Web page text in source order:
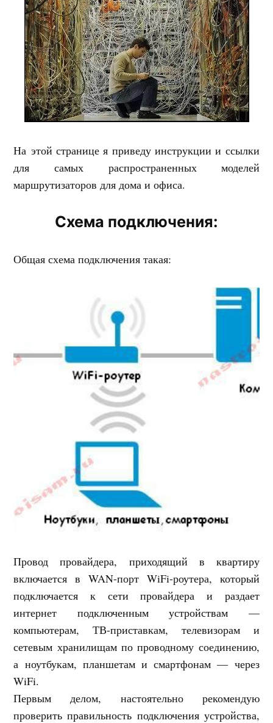
На этой странице я приведу инструкции и ссылки
для самых распространенных моделей
маршрутизаторов для дома и офиса.
Схема подключения:
Общая схема подключения такая:
Провод провайдера, приходящий в квартиру
включается в WAN-порт WiFi-роутера, который
подключается к сети провайдера и раздает
интернет подключенным устройствам —
компьютерам, ТВ-приставкам, телевизорам и
сетевым хранилищам по проводному соединению,
а ноутбукам, планшетам и смартфонам — через
WiFi.
Первым делом, настоятельно рекомендую
проверить правильность подключения устройства,